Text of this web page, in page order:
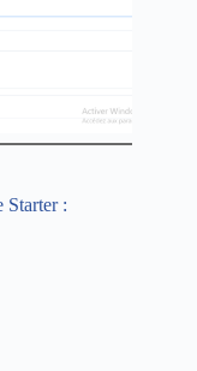
Starter :